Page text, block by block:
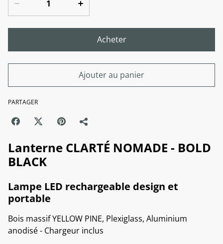
Acheter
Ajouter au panier
PARTAGER
Lanterne CLARTÉ NOMADE - BOLD
BLACK
Lampe LED rechargeable design et
portable
Bois massif YELLOW PINE, Plexiglass, Aluminium
anodisé - Chargeur inclus